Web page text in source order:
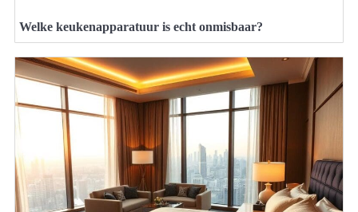
Welke keukenapparatuur is echt onmisbaar?